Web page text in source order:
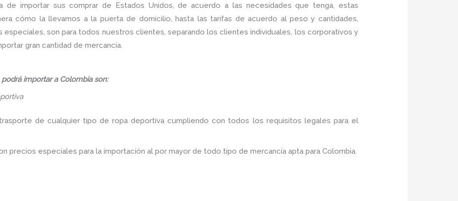
de importar sus comprar de Estados Unidos, de acuerdo a las necesidades que tenga, estas
cómo la llevamos a la puerta de domicilio, hasta las tarifas de acuerdo al peso y cantidades,
son para todos nuestros clientes, separando los clientes individuales, los corporativos y
gran cantidad de mercancía.
importar a Colombia son:
de cualquier tipo de ropa deportiva cumpliendo con todos los requisitos legales para el
precios especiales para la importación al por mayor de todo tipo de mercancía apta para Colombia.